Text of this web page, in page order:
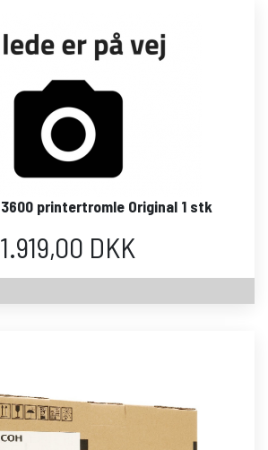
printertromle Original 1 stk
1.919,00 DKK